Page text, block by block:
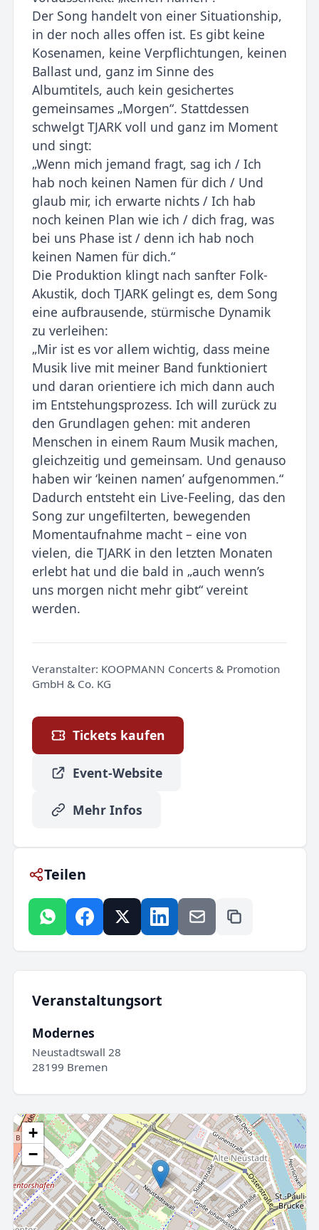
Der Song handelt von einer Situationship,
in der noch alles offen ist. Es gibt keine
Kosenamen, keine Verpflichtungen, keinen
Ballast und, ganz im Sinne des
Albumtitels, auch kein gesichertes
gemeinsames „Morgen“. Stattdessen
schwelgt TJARK voll und ganz im Moment
und singt:
„Wenn mich jemand fragt, sag ich / Ich
hab noch keinen Namen für dich / Und
glaub mir, ich erwarte nichts / Ich hab
noch keinen Plan wie ich / dich frag, was
bei uns Phase ist / denn ich hab noch
keinen Namen für dich.“
Die Produktion klingt nach sanfter Folk-
Akustik, doch TJARK gelingt es, dem Song
eine aufbrausende, stürmische Dynamik
zu verleihen:
„Mir ist es vor allem wichtig, dass meine
Musik live mit meiner Band funktioniert
und daran orientiere ich mich dann auch
im Entstehungsprozess. Ich will zurück zu
den Grundlagen gehen: mit anderen
Menschen in einem Raum Musik machen,
gleichzeitig und gemeinsam. Und genauso
haben wir ‘keinen namen’ aufgenommen.“
Dadurch entsteht ein Live-Feeling, das den
Song zur ungefilterten, bewegenden
Momentaufnahme macht – eine von
vielen, die TJARK in den letzten Monaten
erlebt hat und die bald in „auch wenn’s
uns morgen nicht mehr gibt“ vereint
werden.
Veranstalter: KOOPMANN Concerts & Promotion
GmbH & Co. KG
Tickets kaufen
Event-Website
Mehr Infos
Teilen
Veranstaltungsort
Modernes
Neustadtswall 28
28199 Bremen
+
−